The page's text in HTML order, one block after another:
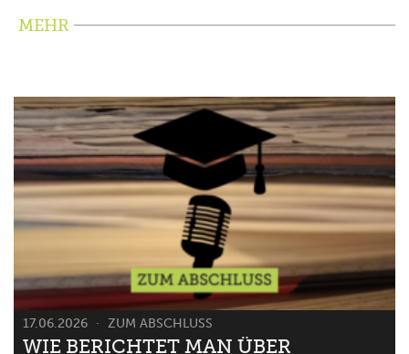
MEHR
17.06.2026 ZUM ABSCHLUSS
WIE BERICHTET MAN ÜBER